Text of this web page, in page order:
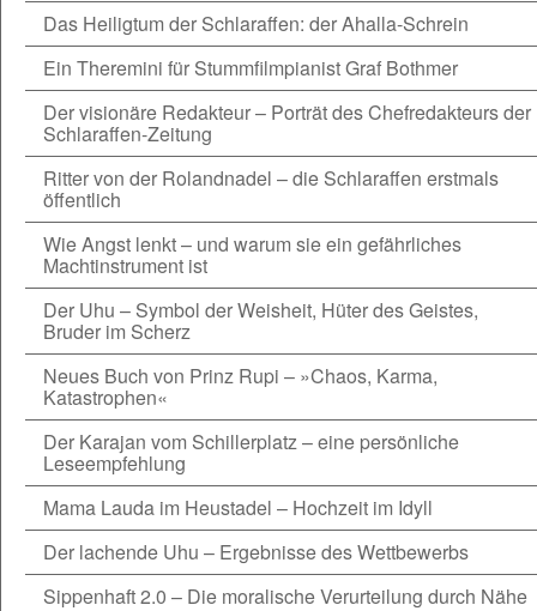
Das Heiligtum der Schlaraffen: der Ahalla-Schrein
Ein Theremini für Stummfilmpianist Graf Bothmer
Der visionäre Redakteur – Porträt des Chefredakteurs der
Schlaraffen-Zeitung
Ritter von der Rolandnadel – die Schlaraffen erstmals
öffentlich
Wie Angst lenkt – und warum sie ein gefährliches
Machtinstrument ist
Der Uhu – Symbol der Weisheit, Hüter des Geistes,
Bruder im Scherz
Neues Buch von Prinz Rupi – »Chaos, Karma,
Katastrophen«
Der Karajan vom Schillerplatz – eine persönliche
Leseempfehlung
Mama Lauda im Heustadel – Hochzeit im Idyll
Der lachende Uhu – Ergebnisse des Wettbewerbs
Sippenhaft 2.0 – Die moralische Verurteilung durch Nähe